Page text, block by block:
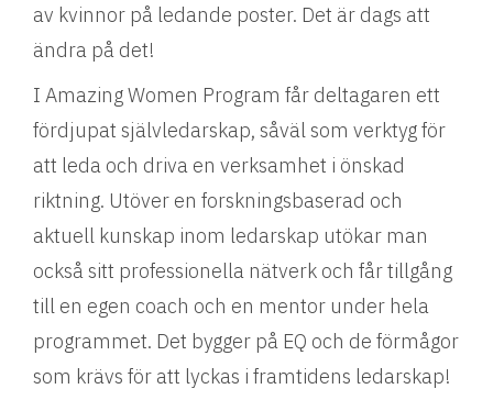
av kvinnor på ledande poster. Det är dags att
ändra på det!
I Amazing Women Program får deltagaren ett
fördjupat självledarskap, såväl som verktyg för
att leda och driva en verksamhet i önskad
riktning. Utöver en forskningsbaserad och
aktuell kunskap inom ledarskap utökar man
också sitt professionella nätverk och får tillgång
till en egen coach och en mentor under hela
programmet. Det bygger på EQ och de förmågor
som krävs för att lyckas i framtidens ledarskap!